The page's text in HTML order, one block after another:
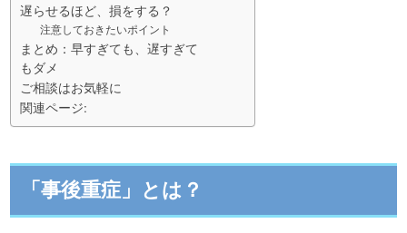
遅らせるほど、損をする？
注意しておきたいポイント
まとめ：早すぎても、遅すぎて
もダメ
ご相談はお気軽に
関連ページ:
「事後重症」とは？